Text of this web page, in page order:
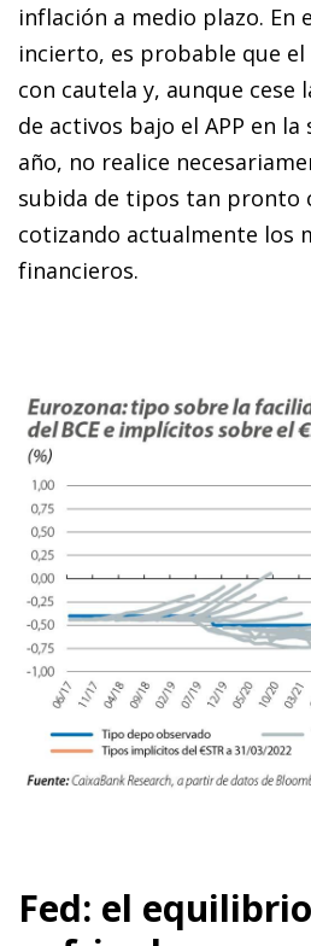
inflación a medio plazo. En
incierto, es probable que el
con cautela y, aunque cese
de activos bajo el APP en
año, no realice
subida de tipos tan pronto
cotizando actualmente los
financieros.
Fed: el